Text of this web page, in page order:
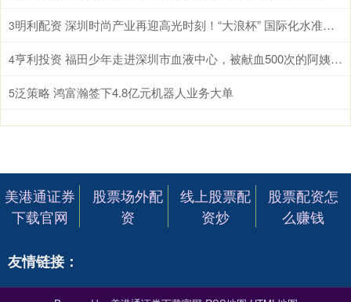
3 明利配资 深圳时尚产业再迎高光时刻！“大浪杯” 国际化水准再攀新高
4 亨利投资 福田少年走进深圳市血液中心，被献血500次的阿姨圈粉了！
5泛策略 鸿富瀚签下4.8亿元机器人业务大单
美港通证券
下载官网
股票场外配
资
线上股票配
资炒
股票配资怎
么赚钱
友情链接：